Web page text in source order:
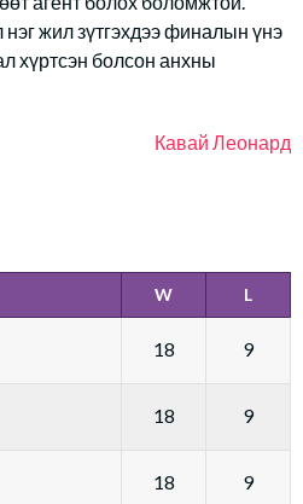
жил зүтгэхдээ финалын үнэ
хүртсэн болсон анхны
Кавай Леонард
W L
18 9
18 9
18 9